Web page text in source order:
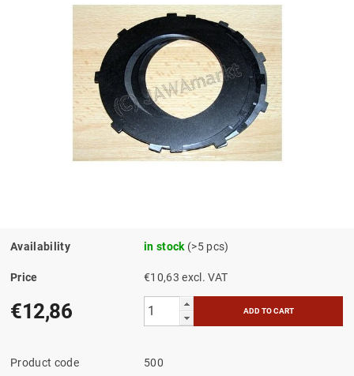
Availability in stock (>5 pcs)
Price €10,63 excl. VAT
€12,86
Product code 500